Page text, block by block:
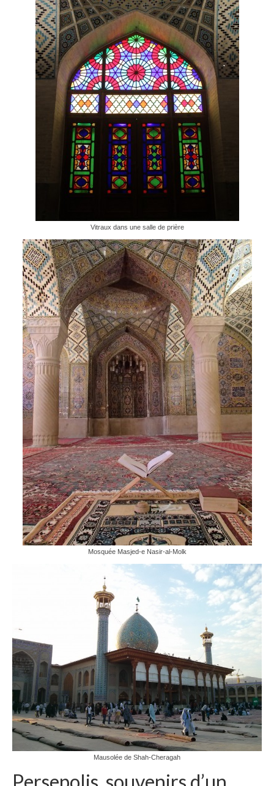
Vitraux dans une salle de prière
Mosquée Masjed-e Nasir-al-Molk
Mausolée de Shah-Cheragah